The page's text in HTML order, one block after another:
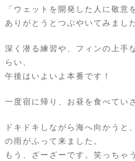
「ウェットを開発した人に敬意
ありがとうとつぶやいてみまし
深く潜る練習や、フィンの上手
らい、
午後はいよいよ本番です！
一度宿に帰り、お昼を食べてい
ドキドキしながら海へ向かうと
の雨がふって来ました。
もう、ざーざーです。笑っちゃ